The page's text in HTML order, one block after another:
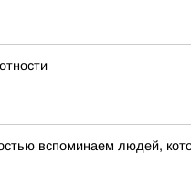
вспоминаем людей,